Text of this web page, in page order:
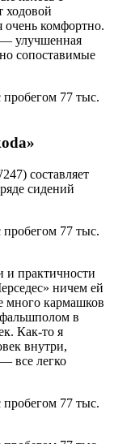
ходовой
очень комфортно.
— улучшенная
сопоставимые
»
составляет
сидений
практичности
ничем ей
много кармашков
в
Как-то я
внутри,
все легко